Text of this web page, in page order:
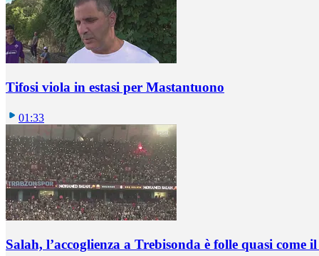
Tifosi viola in estasi per Mastantuono
01:33
Salah, l’accoglienza a Trebisonda è folle quasi come